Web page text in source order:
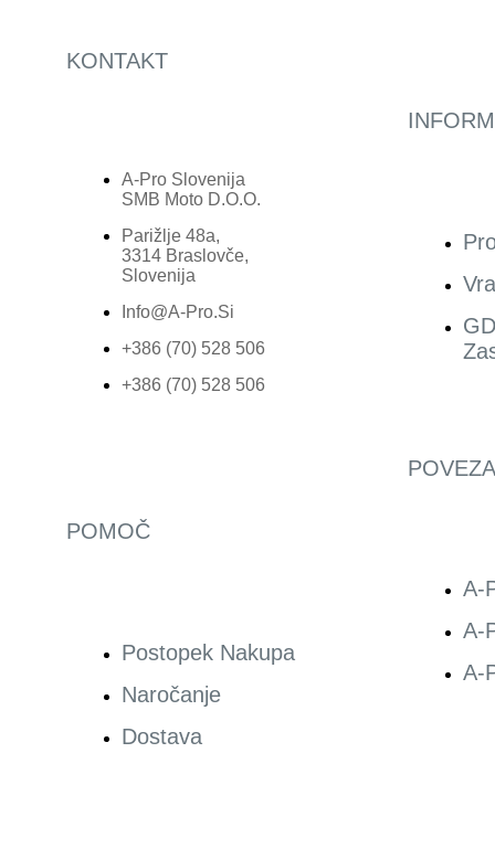
KONTAKT
A-Pro Slovenija
SMB Moto D.o.o.
Parižlje 48a,
3314 Braslovče,
Slovenija
Info@a-Pro.si
+386 (70) 528 506
+386 (70) 528 506
POMOČ
Postopek Nakupa
Naročanje
Dostava
A-
A-
A-